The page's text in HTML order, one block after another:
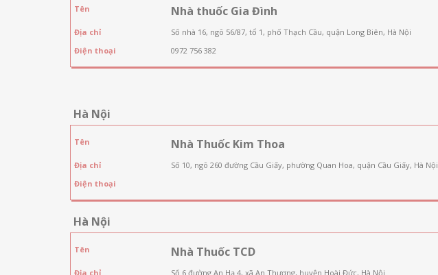
Tên Nhà thuốc Gia Đình
Địa chỉ
Số nhà 16, ngõ 56/87, tổ 1, phố Thạch Cầu, quận Long Biên, Hà Nội
Điện thoại
0972 756 382
Hà Nội
Tên Nhà Thuốc Kim Thoa
Địa chỉ
Số 10, ngõ 260 đường Cầu Giấy, phường Quan Hoa, quận Cầu Giấy, Hà Nội
Điện thoại
Hà Nội
Tên Nhà Thuốc TCD
Địa chỉ
Số 6 đường An Hạ 4, xã An Thượng, huyện Hoài Đức, Hà Nội